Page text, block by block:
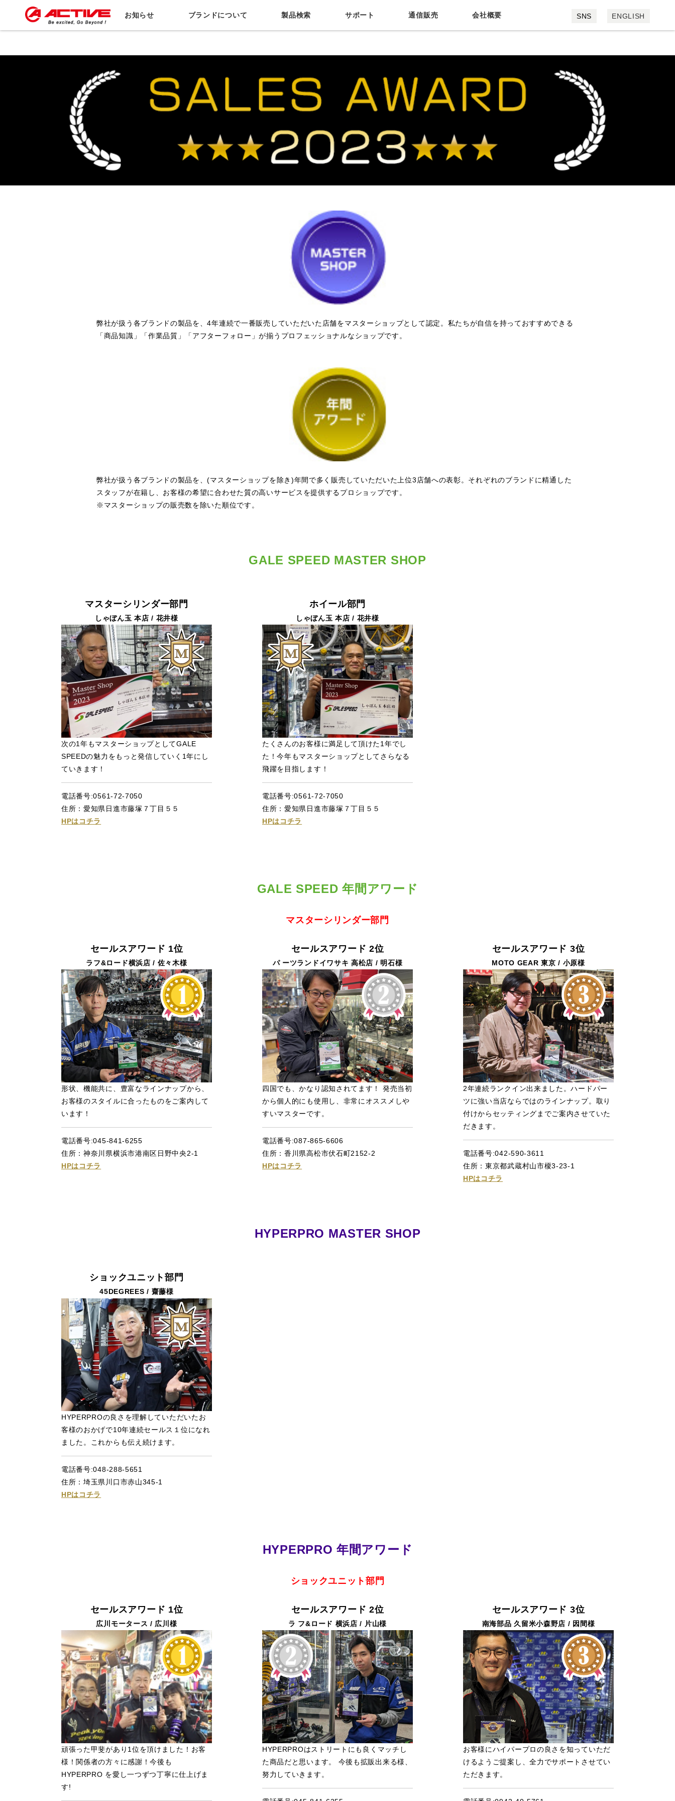
お知らせ ブランドについて 製品検索 サポート
サポート
お問い合わせ
カタログ正誤表
通信販売 会社概要
会社概要
採用情報
SNS ENGLISH
弊社が扱う各ブランドの製品を、4年連続で一番販売していただいた店舗をマスターショップとして認定。私たちが自信を持っておすすめできる
「商品知識」「作業品質」「アフターフォロー」が揃うプロフェッショナルなショップです。
弊社が扱う各ブランドの製品を、(マスターショップを除き)年間で多く販売していただいた上位3店舗への表彰。それぞれのブランドに精通した
スタッフが在籍し、お客様の希望に合わせた質の高いサービスを提供するプロショップです。
※マスターショップの販売数を除いた順位です。
GALE SPEED MASTER SHOP
マスターシリンダー部門
しゃぼん玉 本店 / 花井様
次の1年もマスターショップとしてGALE
SPEEDの魅力をもっと発信していく1年にし
ていきます！
電話番号:0561-72-7050
住所：愛知県日進市藤塚７丁目５５
HPはコチラ
ホイール部門
しゃぼん玉 本店 / 花井様
たくさんのお客様に満足して頂けた1年でし
た！今年もマスターショップとしてさらなる
飛躍を目指します！
電話番号:0561-72-7050
住所：愛知県日進市藤塚７丁目５５
HPはコチラ
GALE SPEED 年間アワード
マスターシリンダー部門
セールスアワード 1位
ラフ&ロード横浜店 / 佐々木様
形状、機能共に、豊富なラインナップから、
お客様のスタイルに合ったものをご案内して
います！
電話番号:045-841-6255
住所：神奈川県横浜市港南区日野中央2-1
HPはコチラ
セールスアワード 2位
パ ーツランドイワサキ 高松店 / 明石様
四国でも、かなり認知されてます！ 発売当初
から個人的にも使用し、非常にオススメしや
すいマスターです。
電話番号:087-865-6606
住所：香川県高松市伏石町2152-2
HPはコチラ
セールスアワード 3位
MOTO GEAR 東京 / 小原様
2年連続ランクイン出来ました。ハードパー
ツに強い当店ならではのラインナップ。取り
付けからセッティングまでご案内させていた
だきます。
電話番号:042-590-3611
住所：東京都武蔵村山市榎3-23-1
HPはコチラ
HYPERPRO MASTER SHOP
ショックユニット部門
45DEGREES / 齋藤様
HYPERPROの良さを理解していただいたお
客様のおかげで10年連続セールス１位になれ
ました。これからも伝え続けます。
電話番号:048-288-5651
住所：埼玉県川口市赤山345-1
HPはコチラ
HYPERPRO 年間アワード
ショックユニット部門
セールスアワード 1位
広川モータース / 広川様
頑張った甲斐があり1位を頂けました！お客
様！関係者の方々に感謝！今後も
HYPERPRO を愛し一つずつ丁寧に仕上げま
す!
セールスアワード 2位
ラ フ&ロード 横浜店 / 片山様
HYPERPROはストリートにも良くマッチし
た商品だと思います。 今後も拡販出来る様、
努力していきます。
セールスアワード 3位
南海部品 久留米小森野店 / 因間様
お客様にハイパープロの良さを知っていただ
けるようご提案し、全力でサポートさせてい
ただきます。